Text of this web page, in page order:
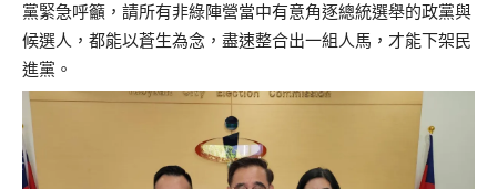
黨緊急呼籲，請所有非綠陣營當中有意角逐總統選舉的政黨與
候選人，都能以蒼生為念，盡速整合出一組人馬，才能下架民
進黨。